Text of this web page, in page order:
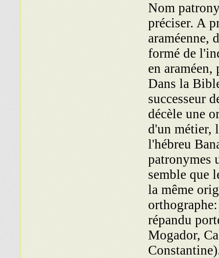
Nom
préciser. A
araméenne,
formé de
en
Dans la
successeur
décèle une
d'un métier,
l'hébreu
patronymes
semble que
la même
répandu
Mogador,